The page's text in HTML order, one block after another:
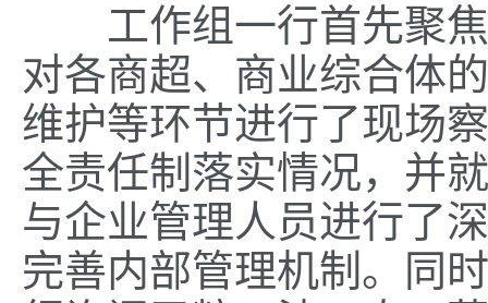
工作组一行首先聚焦
对各商超、商业综合体
维护等环节进行了现场
全责任制落实情况，并
与企业管理人员进行了
完善内部管理机制。同